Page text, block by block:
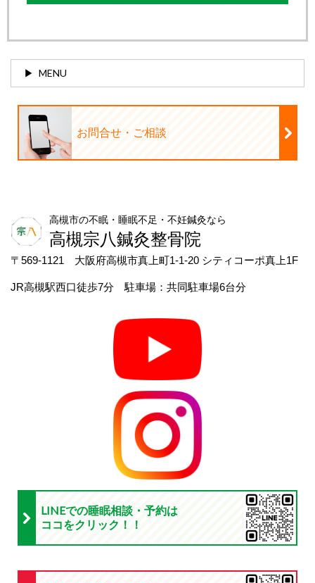
MENU
お問合せ・ご相談
高槻市の不眠・睡眠不足・不妊鍼灸なら
高槻宗八鍼灸整骨院
〒569-1121 大阪府高槻市真上町1-1-20 シティコーポ真上1F
JR高槻駅西口徒歩7分 駐車場：共同駐車場6台分
LINEでの睡眠相談・予約は
ココをクリック！！